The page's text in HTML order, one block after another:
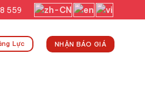
559
Lực NHẬN BÁO GIÁ